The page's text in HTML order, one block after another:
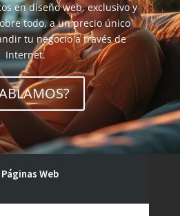
en diseño web, exclusivo y
todo, a un precio único
tu negocio a través de
Internet.
Web